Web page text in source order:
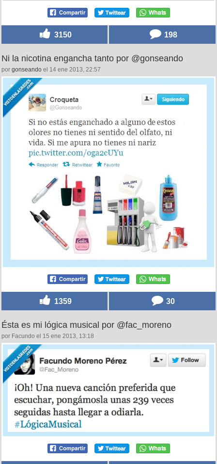
3150 198
Ni la nicotina engancha tanto por @gonseando
por gonseando el 14 ene 2013, 22:57
1359 30
Ésta es mi lógica musical por @fac_moreno
por Facundo el 15 ene 2013, 13:18